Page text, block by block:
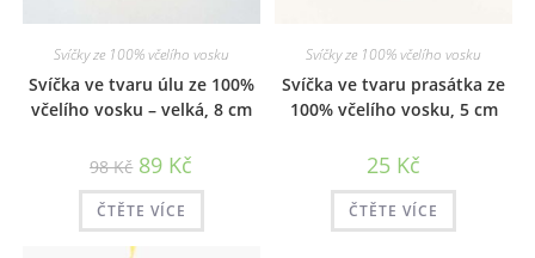
Svíčky ze 100% včelího vosku
Svíčka ve tvaru úlu ze 100%
včelího vosku – velká, 8 cm
98Kč Původní
cena
byla:
98 Kč.
89 Kč
je:
ČTĚTE VÍCE
Svíčky ze 100% včelího vosku
Svíčka ve tvaru prasátka ze
100% včelího vosku, 5 cm
25 Kč
ČTĚTE VÍCE